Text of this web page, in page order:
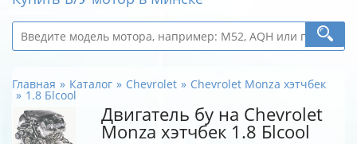
Главная Каталог Chevrolet Chevrolet Monza хэтчбек
1.8 Бlcool
Двигатель бу на Chevrolet
Monza хэтчбек 1.8 Бlcool